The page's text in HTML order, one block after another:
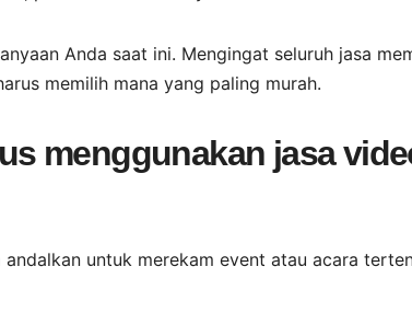
Anda saat ini. Mengingat seluruh jasa
memilih mana yang paling murah.
menggunakan jasa
untuk merekam event atau acara